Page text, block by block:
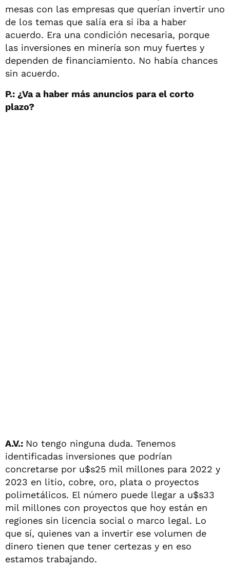
mesas con las empresas que querían invertir uno
de los temas que salía era si iba a haber
acuerdo. Era una condición necesaria, porque
las inversiones en minería son muy fuertes y
dependen de financiamiento. No había chances
sin acuerdo.
P.: ¿Va a haber más anuncios para el corto
plazo?
A.V.: No tengo ninguna duda. Tenemos
identificadas inversiones que podrían
concretarse por u$s25 mil millones para 2022 y
2023 en litio, cobre, oro, plata o proyectos
polimetálicos. El número puede llegar a u$s33
mil millones con proyectos que hoy están en
regiones sin licencia social o marco legal. Lo
que sí, quienes van a invertir ese volumen de
dinero tienen que tener certezas y en eso
estamos trabajando.